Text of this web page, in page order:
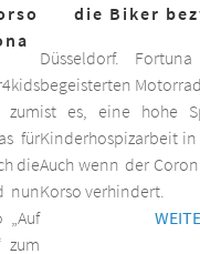
zum
für
die
nun
zum
die Biker
Düsseldorf.
begeisterten
ist es, eine hohe
Kinderhospizarbeit in
Auch wenn der
Korso verhindert.